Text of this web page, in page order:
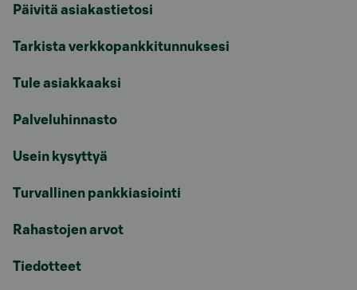
Päivitä asiakastietosi
Tarkista verkkopankkitunnuksesi
Tule asiakkaaksi
Palveluhinnasto
Usein kysyttyä
Turvallinen pankkiasiointi
Rahastojen arvot
Tiedotteet